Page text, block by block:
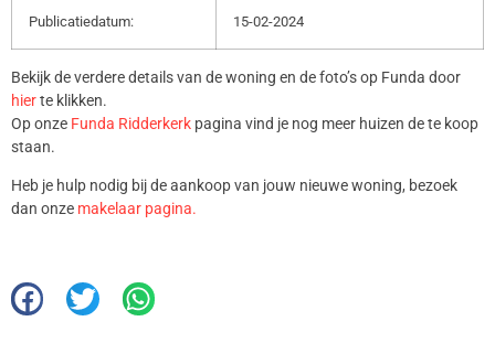
Publicatiedatum: 15-02-2024
Bekijk de verdere details van de woning en de foto’s op Funda door
hierte klikken.
Op onze Funda Ridderkerk pagina vind je nog meer huizen de te koop
staan.
Heb je hulp nodig bij de aankoop van jouw nieuwe woning, bezoek
dan onze makelaar pagina.